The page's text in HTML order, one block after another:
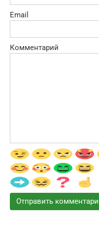
Email
Комментарий